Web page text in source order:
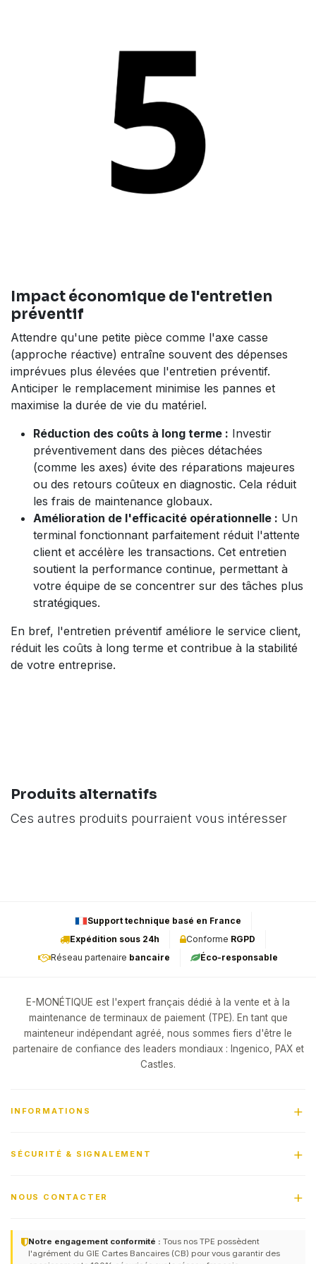
Impact économique de l'entretien
préventif
Attendre qu'une petite pièce comme l'axe casse
(approche réactive) entraîne souvent des dépenses
imprévues plus élevées que l'entretien préventif.
Anticiper le remplacement minimise les pannes et
maximise la durée de vie du matériel.
Réduction des coûts à long terme : Investir
préventivement dans des pièces détachées
(comme les axes) évite des réparations majeures
ou des retours coûteux en diagnostic. Cela réduit
les frais de maintenance globaux.
Amélioration de l'efficacité opérationnelle : Un
terminal fonctionnant parfaitement réduit l'attente
client et accélère les transactions. Cet entretien
soutient la performance continue, permettant à
votre équipe de se concentrer sur des tâches plus
stratégiques.
En bref, l'entretien préventif améliore le service client,
réduit les coûts à long terme et contribue à la stabilité
de votre entreprise.
Produits alternatifs
Ces autres produits pourraient vous intéresser
Support technique basé en France
Expédition sous 24h
Conforme RGPD
Réseau partenaire bancaire Éco-responsable
E-MONÉTIQUE est l'expert français dédié à la vente et à la
maintenance de terminaux de paiement (TPE). En tant que
mainteneur indépendant agréé, nous sommes fiers d'être le
partenaire de confiance des leaders mondiaux : Ingenico, PAX et
Castles.
INFORMATIONS
SÉCURITÉ & SIGNALEMENT
NOUS CONTACTER
Notre engagement conformité : Tous nos TPE possèdent
l'agrément du GIE Cartes Bancaires (CB) pour vous garantir des